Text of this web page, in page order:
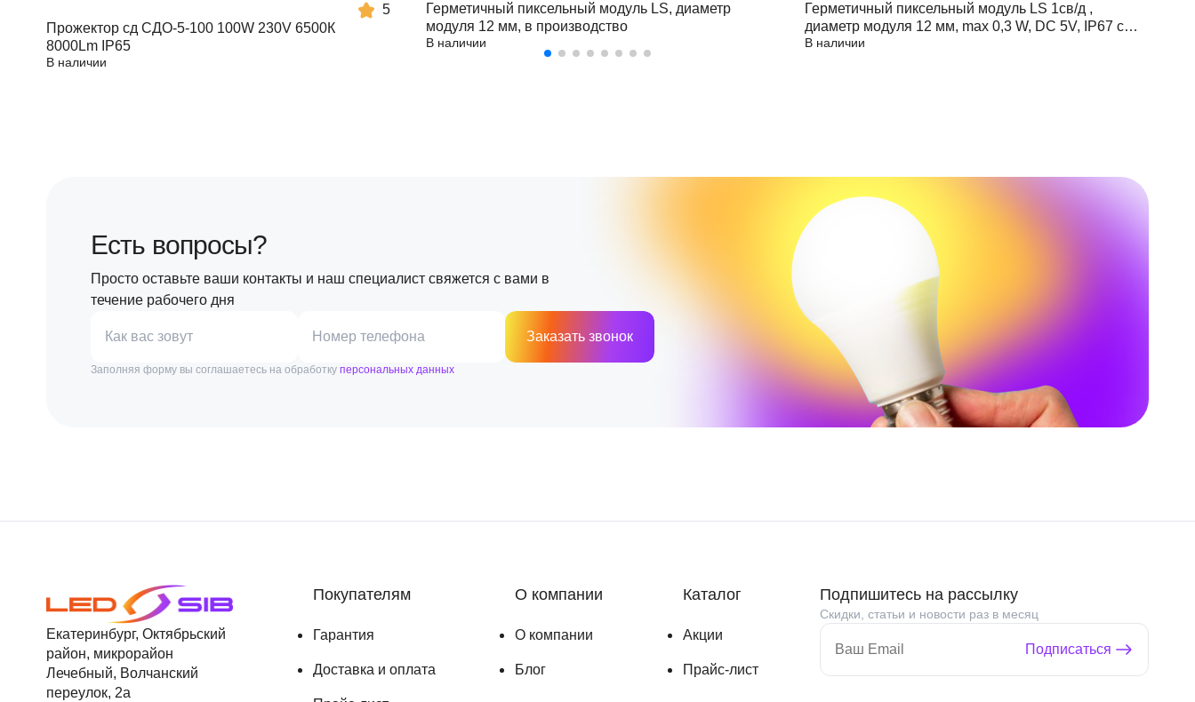
5
Прожектор сд СДО-5-100 100W 230V 6500К
8000Lm IP65
В наличии
Герметичный пиксельный модуль LS, диаметр
модуля 12 мм, в производство
В наличии
Герметичный пиксельный модуль LS 1св/д ,
диаметр модуля 12 мм, max 0,3 W, DC 5V, IP67 с
чипом 6803
В наличии
Есть вопросы?
Просто оставьте ваши контакты и наш специалист свяжется с вами в
течение рабочего дня
Как вас зовут Номер телефона Заказать звонок
Заполняя форму вы соглашаетесь на обработку персональных данных
Екатеринбург, Октябрьский
район, микрорайон
Лечебный, Волчанский
переулок, 2а
Покупателям
Гарантия
Доставка и оплата
О компании
О компании
Блог
Каталог
Акции
Прайс-лист
Подпишитесь на рассылку
Скидки, статьи и новости раз в месяц
Подписаться